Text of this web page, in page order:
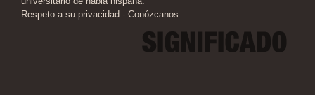
Respeto a su privacidad - Conózcanos